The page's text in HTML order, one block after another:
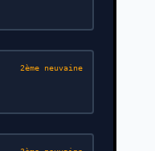
2ème neuvaine